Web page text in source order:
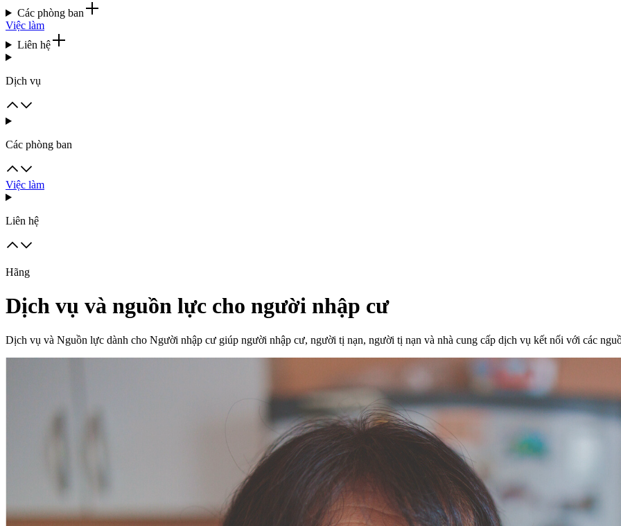
Các phòng ban
Việc làm
Liên hệ
Dịch vụ
Các phòng ban
Việc làm
Liên hệ
Hãng
Dịch vụ và nguồn lực cho người nhập cư
Dịch vụ và Nguồn lực dành cho Người nhập cư giúp người nhập cư, người tị nạn, người tị nạn và nhà cung cấp dịch vụ kết nối với các